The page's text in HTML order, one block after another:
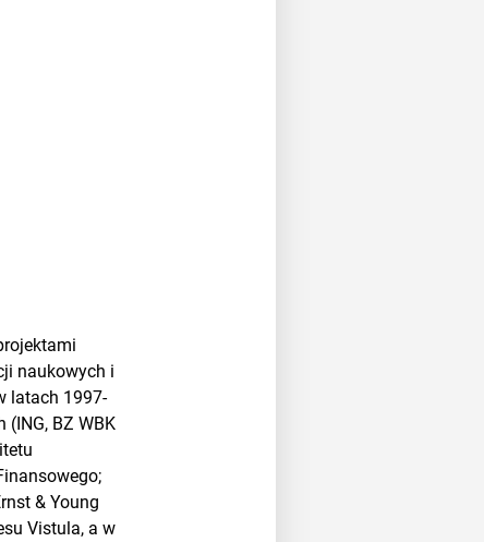
naukowych i
latach 1997-
BZ WBK
& Young
Vistula, a w